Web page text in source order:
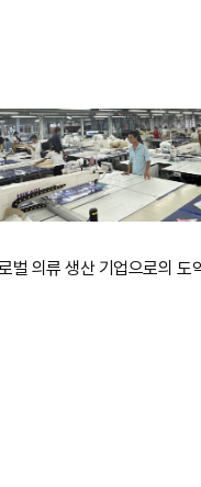
벌 의류 생산 기업으로의 도